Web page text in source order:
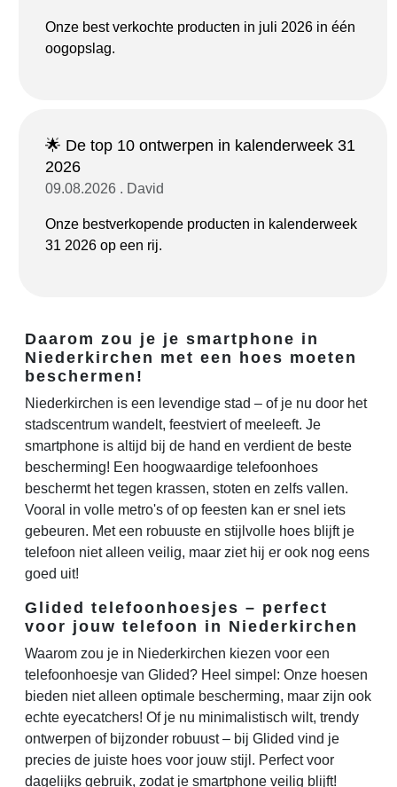
Onze best verkochte producten in juli 2026 in één
oogopslag.
🌟 De top 10 ontwerpen in kalenderweek 31
2026
09.08.2026 . David
Onze bestverkopende producten in kalenderweek
31 2026 op een rij.
Daarom zou je je smartphone in
Niederkirchen met een hoes moeten
beschermen!
Niederkirchen is een levendige stad – of je nu door het
stadscentrum wandelt, feestviert of meeleeft. Je
smartphone is altijd bij de hand en verdient de beste
bescherming! Een hoogwaardige telefoonhoes
beschermt het tegen krassen, stoten en zelfs vallen.
Vooral in volle metro's of op feesten kan er snel iets
gebeuren. Met een robuuste en stijlvolle hoes blijft je
telefoon niet alleen veilig, maar ziet hij er ook nog eens
goed uit!
Glided telefoonhoesjes – perfect
voor jouw telefoon in Niederkirchen
Waarom zou je in Niederkirchen kiezen voor een
telefoonhoesje van Glided? Heel simpel: Onze hoesen
bieden niet alleen optimale bescherming, maar zijn ook
echte eyecatchers! Of je nu minimalistisch wilt, trendy
ontwerpen of bijzonder robuust – bij Glided vind je
precies de juiste hoes voor jouw stijl. Perfect voor
dagelijks gebruik, zodat je smartphone veilig blijft!